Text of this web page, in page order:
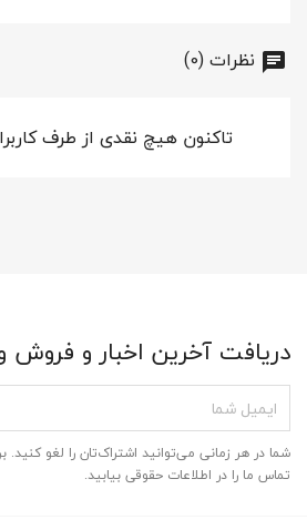
نظرات (0)
تاکنون هیچ نقدی از طرف
دریافت آخرین اخبار و فروش
شما در هر زمانی می‌توانید اشتراک‌تان را لغو کنید.
تماس ما را در اطلاعات حقوقی بیابید.